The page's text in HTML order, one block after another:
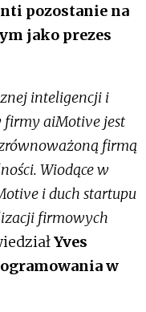
pozostanie na
jako prezes
inteligencji i
firmy aiMotive jest
firmą
Wiodące w
i duch startupu
firmowych
Yves
w